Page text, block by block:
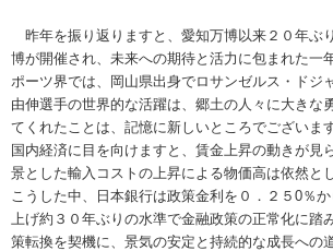
昨年を振り返りますと、愛知万博以来２０年ぶ
博が開催され、未来への期待と活力に包まれた一
ポーツ界では、岡山県出身でロサンゼルス・ドジ
由伸選手の世界的な活躍は、郷土の人々に大きな
てくれたことは、記憶に新しいところでございます
国内経済に目を向けますと、賃金上昇の動きが見
景とした輸入コストの上昇による物価高は依然と
こうした中、日本銀行は政策金利を０．２５0％
上げ約３０年ぶりの水準で金融政策の正常化に踏
策転換を契機に、景気の安定と持続的な成長への